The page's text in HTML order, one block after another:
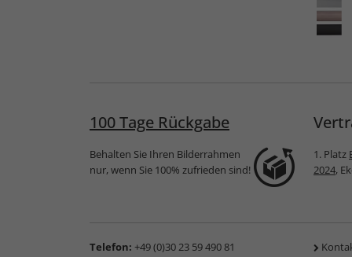
100 Tage Rückgabe
Behalten Sie Ihren Bilderrahmen
nur, wenn Sie 100% zufrieden sind!
1. Platz
2024,
Telefon: +49 (0)30 23 59 490 81